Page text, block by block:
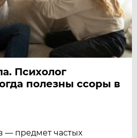
Психолог
полезны ссоры в
— предмет частых